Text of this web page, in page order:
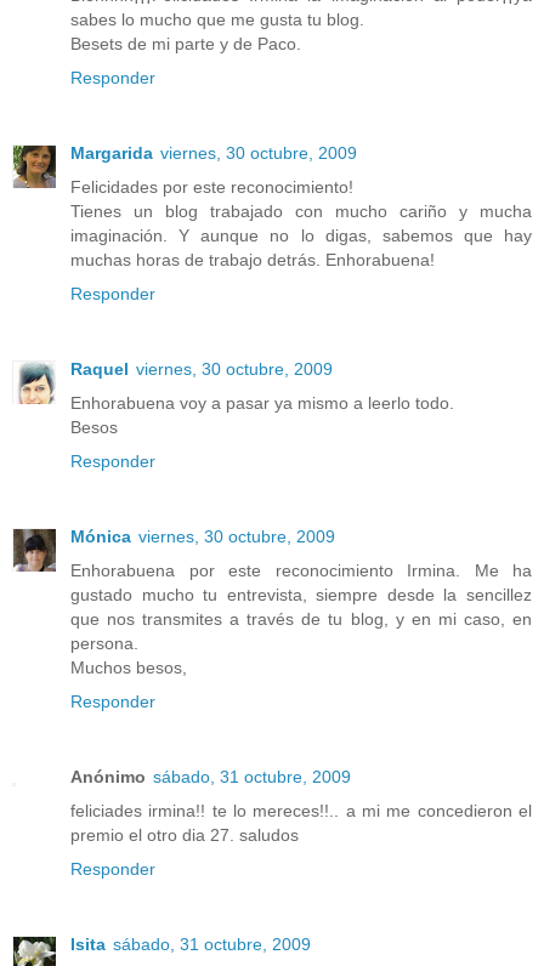
sabes lo mucho que me gusta tu blog.
Besets de mi parte y de Paco.
Responder
Margarida viernes, 30 octubre, 2009
Felicidades por este reconocimiento!
Tienes un blog trabajado con mucho cariño y mucha
imaginación. Y aunque no lo digas, sabemos que hay
muchas horas de trabajo detrás. Enhorabuena!
Responder
Raquel viernes, 30 octubre, 2009
Enhorabuena voy a pasar ya mismo a leerlo todo.
Besos
Responder
Mónica viernes, 30 octubre, 2009
Enhorabuena por este reconocimiento Irmina. Me ha
gustado mucho tu entrevista, siempre desde la sencillez
que nos transmites a través de tu blog, y en mi caso, en
persona.
Muchos besos,
Responder
Anónimo sábado, 31 octubre, 2009
feliciades irmina!! te lo mereces!!.. a mi me concedieron el
premio el otro dia 27. saludos
Responder
Isita sábado, 31 octubre, 2009